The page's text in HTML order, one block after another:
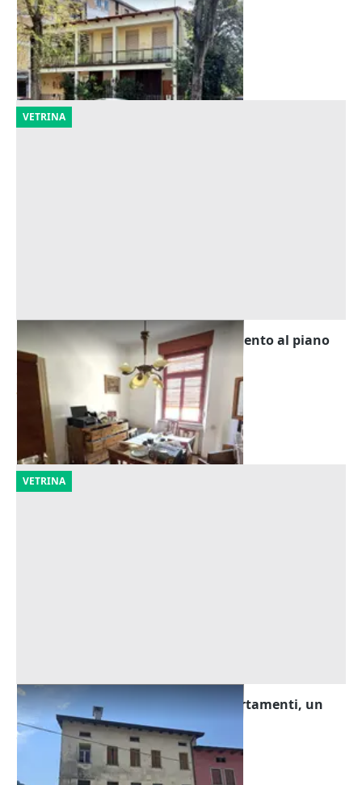
Faenza (Ravenna)
Offerta minima
322.500 €
11/09/2026
VETRINA
Asta Tribunale di Udine - Appartamento al piano
secondo con cantina
Cervignano del Friuli (Udine)
Offerta minima
33.750 €
22/09/2026
VETRINA
Asta Tribunale di Udine - Due appartamenti, un
magazzino, un grezzo
Paluzza (Udine)
Offerta minima
101.250 €